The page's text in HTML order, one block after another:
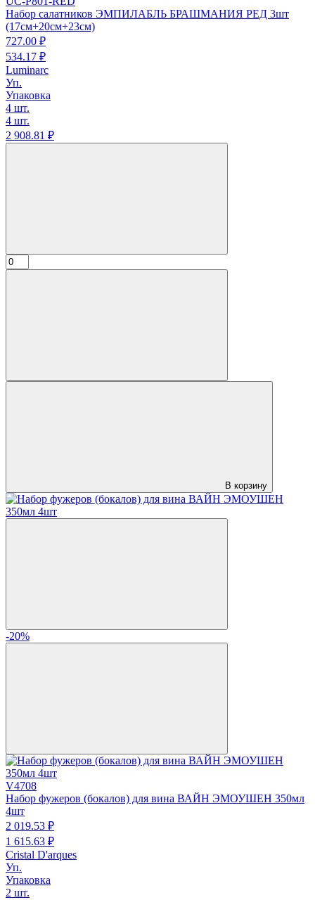
Набор салатников ЭМПИЛАБЛЬ БРАШМАНИЯ РЕД 3шт
(17см+20см+23см)
727.00 ₽
534.17 ₽
Luminarc
Уп.
Упаковка
4 шт.
4 шт.
2 908.81 ₽
В корзину
-20%
V4708
Набор фужеров (бокалов) для вина ВАЙН ЭМОУШЕН 350мл
4шт
2 019.53 ₽
1 615.63 ₽
Cristal D'arques
Уп.
Упаковка
2 шт.